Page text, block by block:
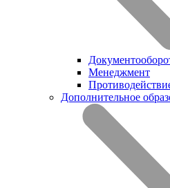
Менеджмент
Дополнительное